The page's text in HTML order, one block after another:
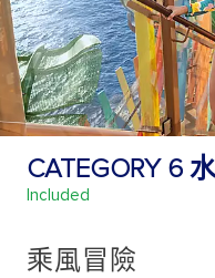
CATEGORY 6
Included
乘風冒險